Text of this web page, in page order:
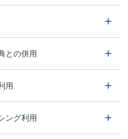
との併用
用
ング利用